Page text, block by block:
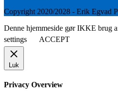
Copyright 2020/2028 - Erik Egvad
Denne hjemmeside gør IKKE brug
settings
ACCEPT
Luk
Privacy Overview